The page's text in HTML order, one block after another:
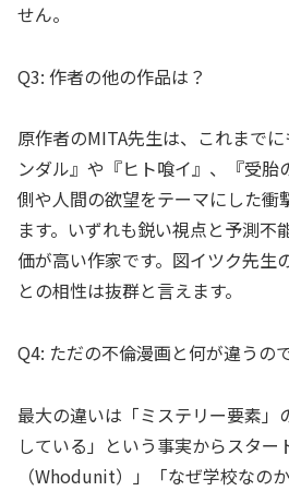
せん。
Q3: 作者の他の作品は？
原作者のMITA先生は、これまで
ンダル』や『ヒト喰イ』、『受胎
側や人間の欲望をテーマにした衝
ます。いずれも鋭い視点と予測不
価が高い作家です。図イツク先生
との相性は抜群と言えます。
Q4: ただの不倫漫画と何が違うの
最大の違いは「ミステリー要素」
している」という事実からスタ
（Whodunit）」「なぜ学校なの